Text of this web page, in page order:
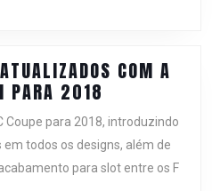
COM A
PARA 2018
RC
E
RC
F
Coupe para 2018, introduzindo
todos os designs, além de
para slot entre os F